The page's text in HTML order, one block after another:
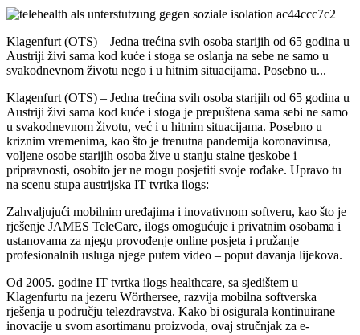
Klagenfurt (OTS) – Jedna trećina svih osoba starijih od 65 godina u
Austriji živi sama kod kuće i stoga se oslanja na sebe ne samo u
svakodnevnom životu nego i u hitnim situacijama. Posebno u...
Klagenfurt (OTS) – Jedna trećina svih osoba starijih od 65 godina u
Austriji živi sama kod kuće i stoga je prepuštena sama sebi ne samo
u svakodnevnom životu, već i u hitnim situacijama. Posebno u
kriznim vremenima, kao što je trenutna pandemija koronavirusa,
voljene osobe starijih osoba žive u stanju stalne tjeskobe i
pripravnosti, osobito jer ne mogu posjetiti svoje rođake. Upravo tu
na scenu stupa austrijska IT tvrtka ilogs:
Zahvaljujući mobilnim uređajima i inovativnom softveru, kao što je
rješenje JAMES TeleCare, ilogs omogućuje i privatnim osobama i
ustanovama za njegu provođenje online posjeta i pružanje
profesionalnih usluga njege putem video – poput davanja lijekova.
Od 2005. godine IT tvrtka ilogs healthcare, sa sjedištem u
Klagenfurtu na jezeru Wörthersee, razvija mobilna softverska
rješenja u području telezdravstva. Kako bi osigurala kontinuirane
inovacije u svom asortimanu proizvoda, ovaj stručnjak za e-